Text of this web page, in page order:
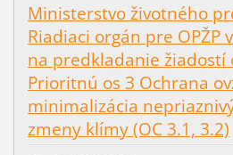
Ministerstvo životného
Riadiaci orgán pre OPŽP
na predkladanie žiadostí
Prioritnú os 3 Ochrana
minimalizácia
zmeny klímy (OC 3.1, 3.2)